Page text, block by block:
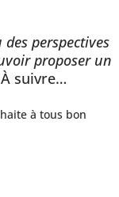
des perspectives
proposer un
suivre…
à tous bon